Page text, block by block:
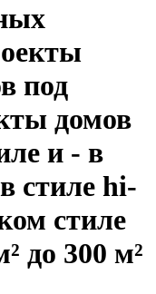
под
домов
и - в
стиле hi-
стиле
до 300 м²